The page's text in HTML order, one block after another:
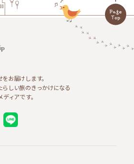
お届けします。
しい旅のきっかけになる
ィアです。